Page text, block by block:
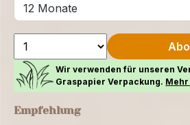
Wir verwenden für unseren
Graspapier Verpackung. Mehr
Empfehlung